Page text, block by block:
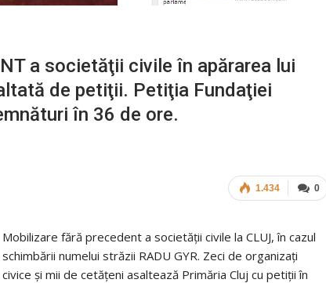
a societăţii civile în apărarea lui
de petiţii. Petiţia Fundaţiei
în 36 de ore.
0
1.434
Mobilizare fără precedent a societăţii civile la CLUJ, în cazul
schimbării numelui străzii RADU GYR. Zeci de organizaţi
civice şi mii de cetăţeni asaltează Primăria Cluj cu petiţii în